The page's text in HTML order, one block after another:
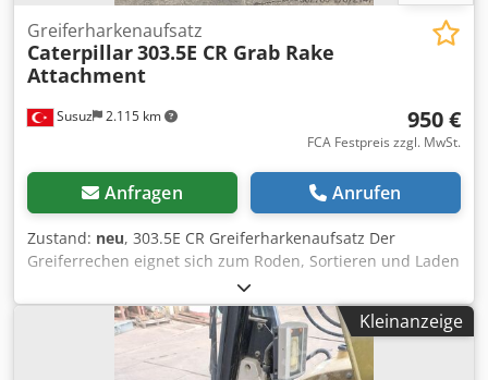
Susuz 2.115 km
Greiferharkenaufsatz
Caterpillar303.5E CR Grab Rake
Attachment
950 €
FCA Festpreis zzgl. MwSt.
Anfragen Anrufen
Zustand: neu, 303.5E CR Greiferharkenaufsatz Der
Greiferrechen eignet sich zum Roden, Sortieren und Laden
von Wurzeln und Gestrüpp. Dedsulaaxepfx Apteck
Kleinanzeige